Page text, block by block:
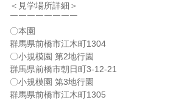
＜見学場所詳細＞
￣￣￣￣￣￣￣￣
〇本園
群馬県前橋市江木町1304
〇小規模園 第2地行園
群馬県前橋市朝日町3-12-21
〇小規模園 第3地行園
群馬県前橋市江木町1305